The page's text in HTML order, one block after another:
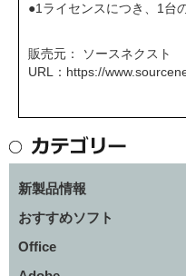
●1ライセンスにつき、1台
販売元： ソースネクスト
URL： https://
新製品情報
おすすめソフト
Office